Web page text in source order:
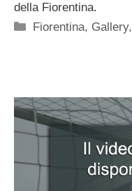
della Fiorentina.
Categorie
Fiorentina, Gallery,